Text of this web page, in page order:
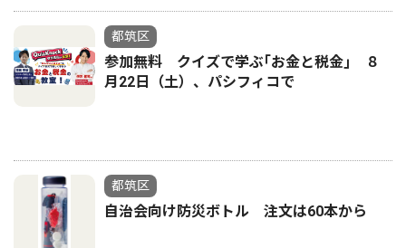
都筑区
参加無料 クイズで学ぶ｢お金と税金｣ ８
月22日（土）、パシフィコで
都筑区
自治会向け防災ボトル 注文は60本から